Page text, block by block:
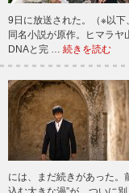
9日に放送された。（※以
同名小説が原作。ヒマラ
DNAと完 … 続きを読む
には、まだ続きがあった。